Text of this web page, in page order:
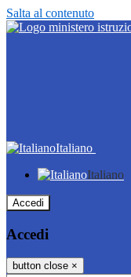
Salta al contenuto
Italiano
Italiano
Accedi
Accedi
button close ×